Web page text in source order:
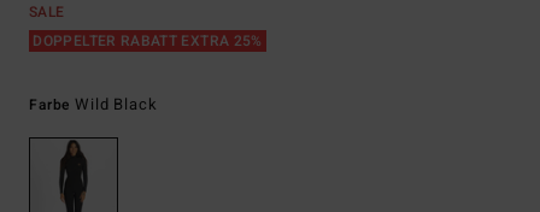
SALE
DOPPELTER RABATT EXTRA 25%
FarbeWild Black